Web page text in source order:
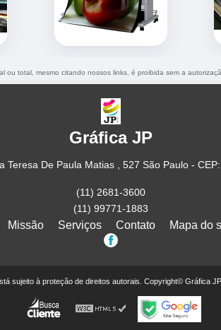
ou total, mesmo citando nossos links, é proibida sem a
Gráfica JP
Teresa De Paula Matias , 527 São Paulo -
(11) 2681-3600
(11) 99771-1883
Missão Serviços Contato Mapa do
sujeito à proteção de direitos autorais. Copyright© Gráfica